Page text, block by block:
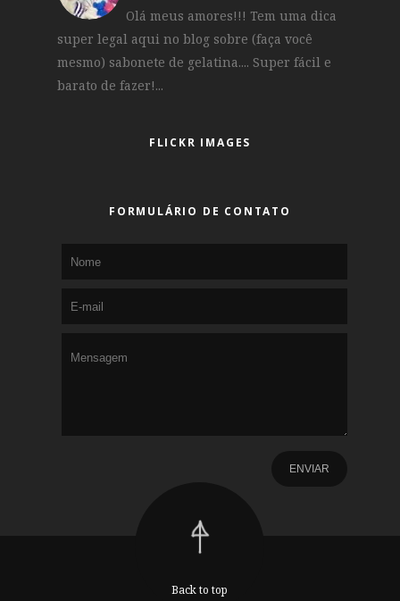
Olá meus amores!!! Tem uma dica
super legal aqui no blog sobre (faça você
mesmo) sabonete de gelatina.... Super fácil e
barato de fazer!...
FLICKR IMAGES
FORMULÁRIO DE CONTATO
Back to top